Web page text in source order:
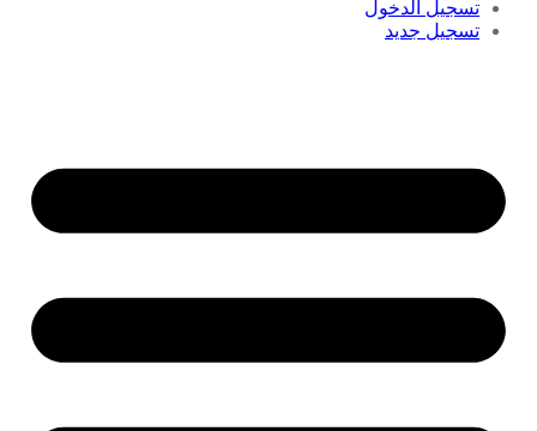
تسجيل الدخول
تسجيل جديد